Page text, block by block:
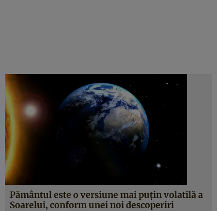
Pământul este o versiune mai puţin volatilă a
Soarelui, conform unei noi descoperiri